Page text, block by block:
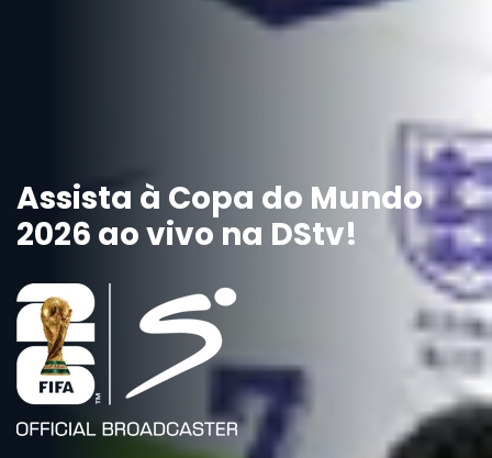
Assista à Copa do Mundo
2026 ao vivo na DStv!